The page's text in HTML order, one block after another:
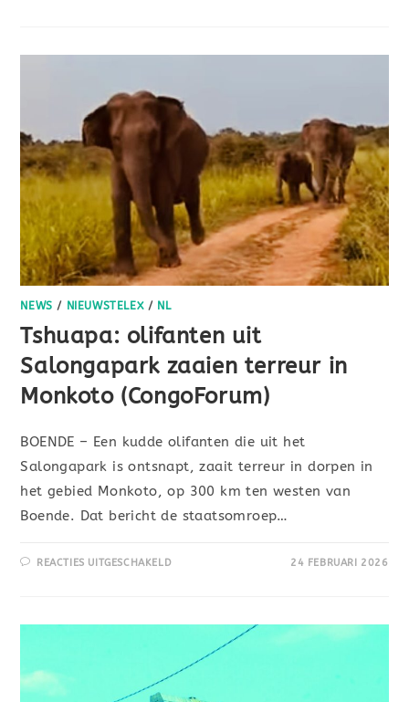
NEWS / NIEUWSTELEX/ NL
Tshuapa: olifanten uit
Salongapark zaaien terreur in
Monkoto (CongoForum)
BOENDE – Een kudde olifanten die uit het
Salongapark is ontsnapt, zaait terreur in dorpen in
het gebied Monkoto, op 300 km ten westen van
Boende. Dat bericht de staatsomroep…
REACTIES UITGESCHAKELD 24 FEBRUARI 2026